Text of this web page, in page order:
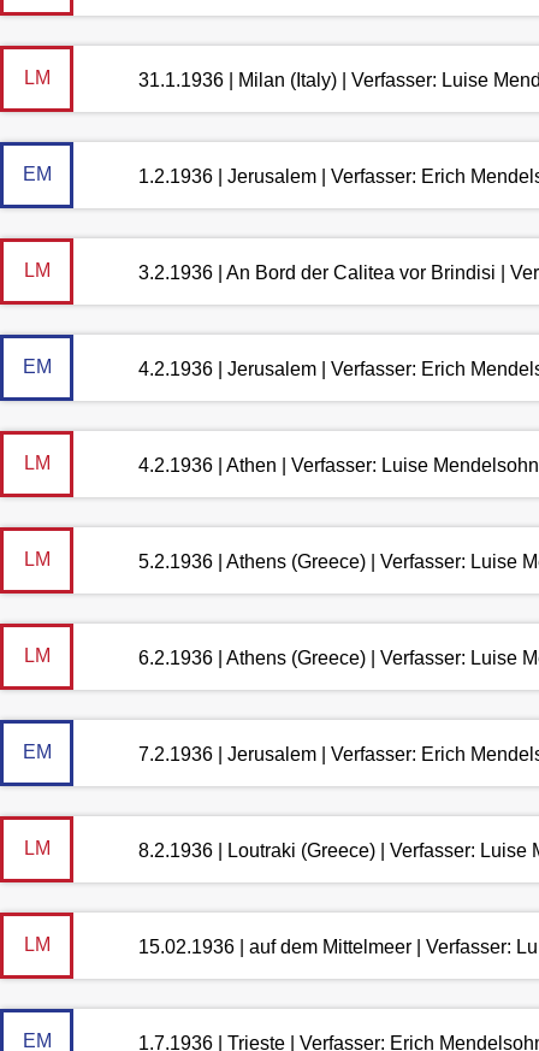
LM 31.1.1936 | Milan (Italy) | Verfasser: Luise
EM 1.2.1936 | Jerusalem | Verfasser: Erich
LM 3.2.1936 | An Bord der Calitea vor Brindisi |
EM 4.2.1936 | Jerusalem | Verfasser: Erich
LM 4.2.1936 | Athen | Verfasser: Luise Mendelsohn
LM 5.2.1936 | Athens (Greece) | Verfasser: Luise
LM 6.2.1936 | Athens (Greece) | Verfasser: Luise
EM 7.2.1936 | Jerusalem | Verfasser: Erich
LM 8.2.1936 | Loutraki (Greece) | Verfasser: Luise
LM 15.02.1936 | auf dem Mittelmeer | Verfasser:
EM 1.7.1936 | Trieste | Verfasser: Erich